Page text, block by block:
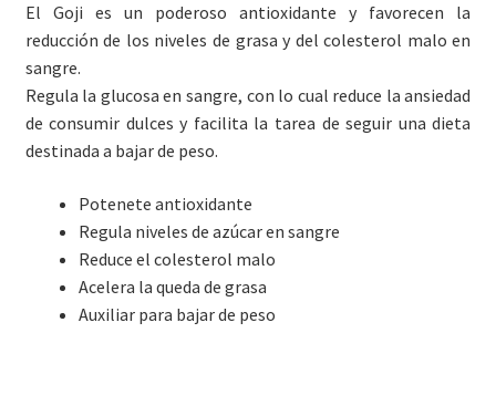
El Goji es un poderoso antioxidante y favorecen la
reducción de los niveles de grasa y del colesterol malo en
sangre.
Regula la glucosa en sangre, con lo cual reduce la ansiedad
de consumir dulces y facilita la tarea de seguir una dieta
destinada a bajar de peso.
Potenete antioxidante
Regula niveles de azúcar en sangre
Reduce el colesterol malo
Acelera la queda de grasa
Auxiliar para bajar de peso